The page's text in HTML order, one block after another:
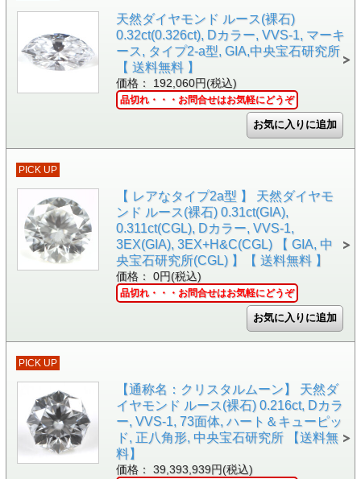
天然ダイヤモンド ルース(裸石)
0.32ct(0.326ct), Dカラー, VVS-1, マーキ
ース, タイプ2-a型, GIA,中央宝石研究所
【 送料無料 】
価格： 192,060円(税込)
品切れ・・・お問合せはお気軽にどうぞ
PICK UP
【 レアなタイプ2a型 】 天然ダイヤモ
ンド ルース(裸石) 0.31ct(GIA),
0.311ct(CGL), Dカラー, VVS-1,
3EX(GIA), 3EX+H&C(CGL) 【 GIA, 中
央宝石研究所(CGL) 】【 送料無料 】
価格： 0円(税込)
品切れ・・・お問合せはお気軽にどうぞ
PICK UP
【通称名：クリスタルムーン】 天然ダ
イヤモンド ルース(裸石) 0.216ct, Dカラ
ー, VVS-1, 73面体, ハート＆キューピッ
ド, 正八角形, 中央宝石研究所 【送料無
料】
価格： 39,393,939円(税込)